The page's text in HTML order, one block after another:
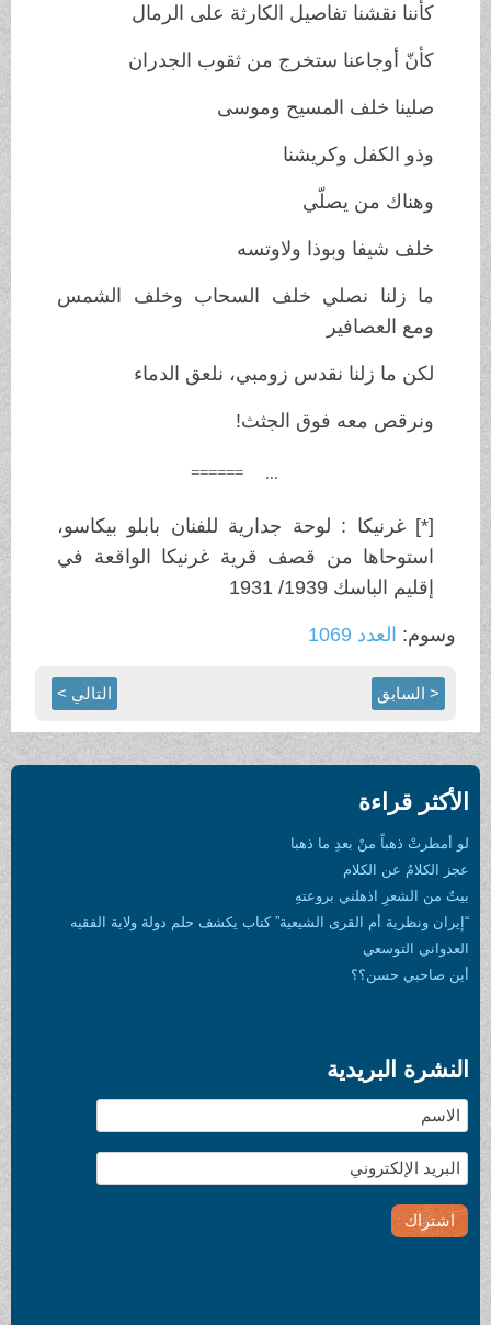
كأننا نقشنا تفاصيل الكارثة على الرمال
كأنّ أوجاعنا ستخرج من ثقوب الجدران
صلينا خلف المسيح وموسى
وذو الكفل وكريشنا
وهناك من يصلّي
خلف شيفا وبوذا ولاوتسه
ما زلنا نصلي خلف السحاب وخلف الشمس
ومع العصافير
لكن ما زلنا نقدس زومبي، نلعق الدماء
ونرقص معه فوق الجثث!
... ======
[*] غرنيكا : لوحة جدارية للفنان بابلو بيكاسو،
استوحاها من قصف قرية غرنيكا الواقعة في
إقليم الباسك 1939/ 1931
وسوم:العدد 1069
< السابق التالي >
الأكثر قراءة
لو أمطرتْ ذهباً منْ بعدِ ما ذهبا
عجز الكلامُ عن الكلام
بيتٌ من الشعرِ اذهلني بروعتهِ
“إيران ونظرية أم القرى الشيعية” كتاب يكشف حلم دولة ولاية الفقيه
العدواني التوسعي
أين صاحبي حسن؟؟
النشرة البريدية